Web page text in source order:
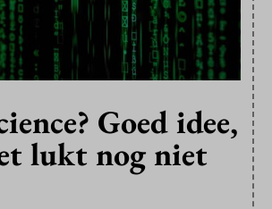
Goed idee,
lukt nog niet